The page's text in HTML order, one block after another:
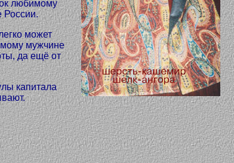
любимому
России.
может
мужчине
да ещё от
капитала